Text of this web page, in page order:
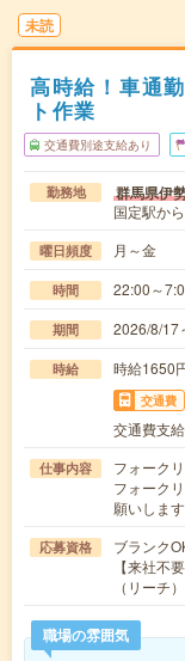
未読
高時給！車通
ト作業
交通費別途支給あり
勤務地 群馬県伊
国定駅か
曜日頻度 月～金
時間 22:00～
期間 2026/8/17
時給 時給1650
交通費
交通費支
仕事内容
フォーク
フォーク
願いしま
応募資格
ブランク
【来社不
（リーチ
職場の雰囲気